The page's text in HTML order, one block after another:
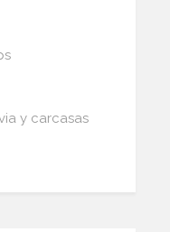
y carcasas